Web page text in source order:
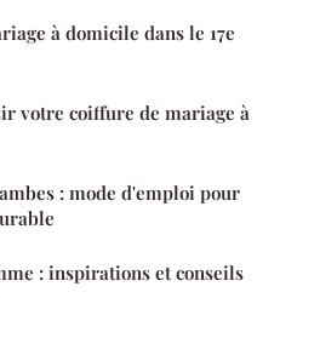
à domicile dans le 17e
votre coiffure de mariage à
: mode d'emploi pour
: inspirations et conseils